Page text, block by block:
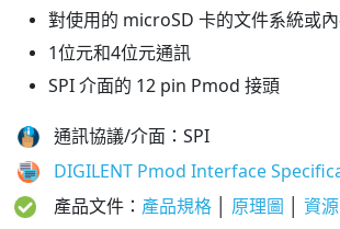
對使用的 microSD 卡的文件系統或
1位元和4位元通訊
SPI 介面的 12 pin Pmod 接頭
通訊協議/介面：SPI
DIGILENT Pmod Interface
產品文件： 產品規格 原理圖
資